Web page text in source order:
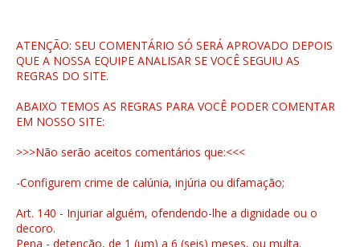
ATENÇÃO: SEU COMENTÁRIO SÓ SERÁ APROVADO DEPOIS
QUE A NOSSA EQUIPE ANALISAR SE VOCÊ SEGUIU AS
REGRAS DO SITE.
ABAIXO TEMOS AS REGRAS PARA VOCÊ PODER COMENTAR
EM NOSSO SITE:
>>>Não serão aceitos comentários que:<<<
-Configurem crime de calúnia, injúria ou difamação;
Art. 140 - Injuriar alguém, ofendendo-lhe a dignidade ou o
decoro.
Pena - detenção, de 1 (um) a 6 (seis) meses, ou multa.